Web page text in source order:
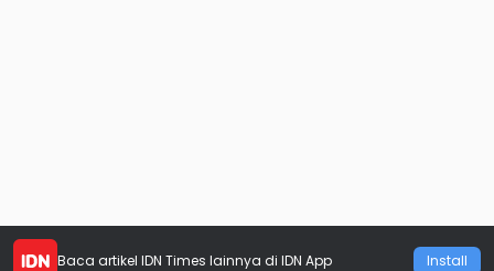
Baca artikel IDN Times lainnya di IDN App Install